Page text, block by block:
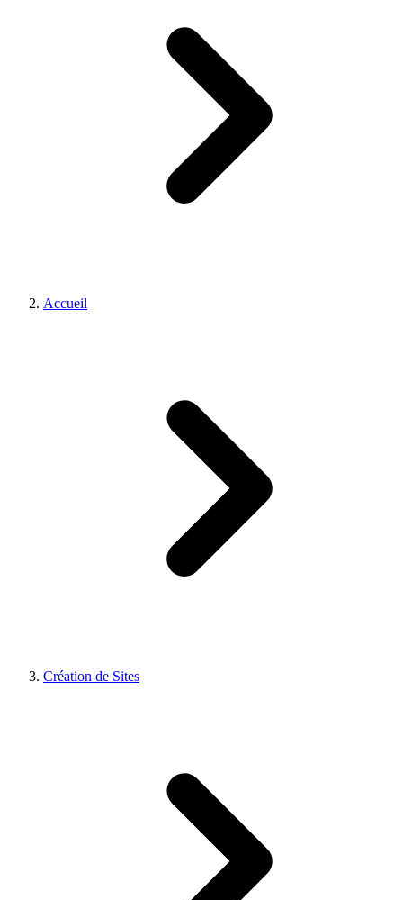
Accueil
Création de Sites